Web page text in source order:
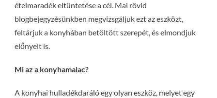
ételmaradék eltüntetése a cél. Mai rövid
blogbejegyzésünkben megvizsgáljuk ezt az eszközt,
feltárjuk a konyhában betöltött szerepét, és elmondjuk
előnyeit is.
Mi az a konyhamalac?
A konyhai hulladékdaráló egy olyan eszköz, melyet egy